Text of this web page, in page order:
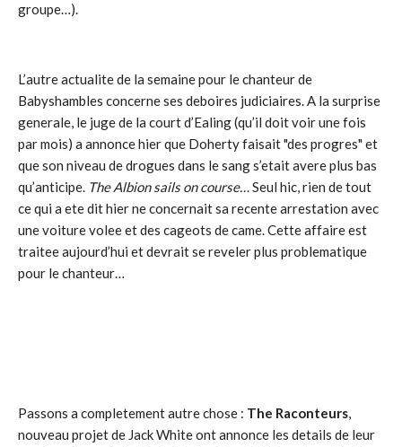
groupe…).
L’autre actualite de la semaine pour le chanteur de
Babyshambles concerne ses deboires judiciaires. A la surprise
generale, le juge de la court d’Ealing (qu’il doit voir une fois
par mois) a annonce hier que Doherty faisait "des progres" et
que son niveau de drogues dans le sang s’etait avere plus bas
qu’anticipe. The Albion sails on course…Seul hic, rien de tout
ce qui a ete dit hier ne concernait sa recente arrestation avec
une voiture volee et des cageots de came. Cette affaire est
traitee aujourd’hui et devrait se reveler plus problematique
pour le chanteur…
Passons a completement autre chose : The Raconteurs,
nouveau projet de Jack White ont annonce les details de leur